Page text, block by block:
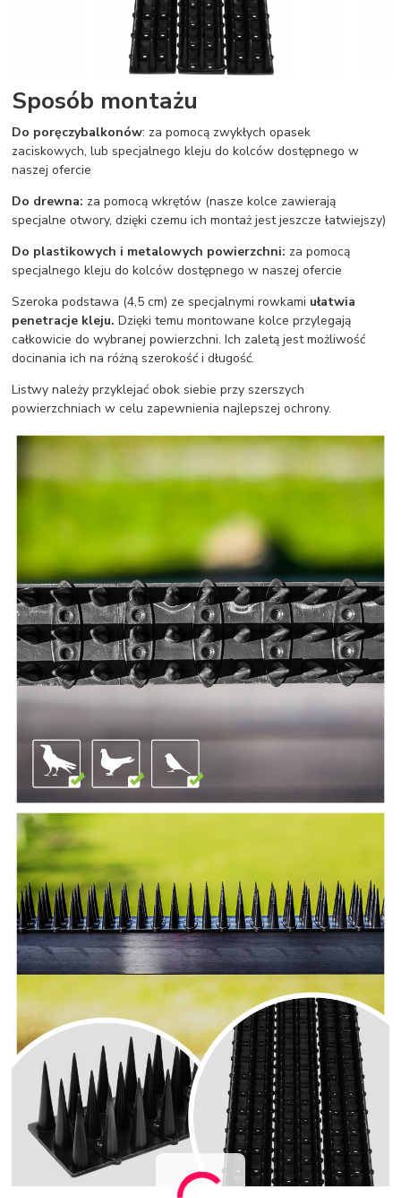
Sposób montażu
Do poręczybalkonów: za pomocą zwykłych opasek
zaciskowych, lub specjalnego kleju do kolców dostępnego w
naszej ofercie
Do drewna: za pomocą wkrętów (nasze kolce zawierają
specjalne otwory, dzięki czemu ich montaż jest jeszcze łatwiejszy)
Do plastikowych i metalowych powierzchni: za pomocą
specjalnego kleju do kolców dostępnego w naszej ofercie
Szeroka podstawa (4,5 cm) ze specjalnymi rowkami ułatwia
penetracje kleju. Dzięki temu montowane kolce przylegają
całkowicie do wybranej powierzchni. Ich zaletą jest możliwość
docinania ich na różną szerokość i długość.
Listwy należy przyklejać obok siebie przy szerszych
powierzchniach w celu zapewnienia najlepszej ochrony.